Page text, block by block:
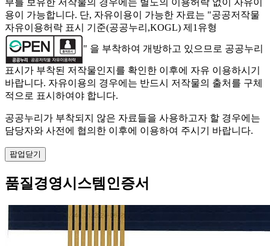
부를 보유한 저작물의 경우에는 별도의 이용허락 없이 자유이
용이 가능합니다. 단, 자유이용이 가능한 자료는 "공공저작물
자유이용허락 표시 기준(공공누리,KOGL) 제1유형
" 을 부착하여 개방하고 있으므로 공공누리
표시가 부착된 저작물인지를 확인한 이후에 자유 이용하시기
바랍니다. 자유이용의 경우에는 반드시 저작물의 출처를 구체
적으로 표시하여야 합니다.
공공누리가 부착되지 않은 자료들을 사용하고자 할 경우에는
담당자와 사전에 협의한 이후에 이용하여 주시기 바랍니다.
팝업닫기
품질경영시스템인증서